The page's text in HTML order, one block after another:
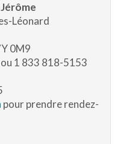
Léonard
0M9
1 833 818-5153
pour prendre rendez-